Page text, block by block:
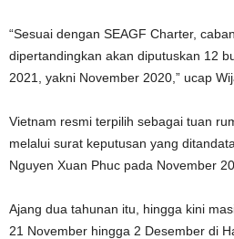
“Sesuai dengan SEAGF Charter,
dipertandingkan akan diputuskan 12
2021, yakni November 2020,” ucap
Vietnam resmi terpilih sebagai tuan
melalui surat keputusan yang
Nguyen Xuan Phuc pada November
Ajang dua tahunan itu, hingga kini
21 November hingga 2 Desember di